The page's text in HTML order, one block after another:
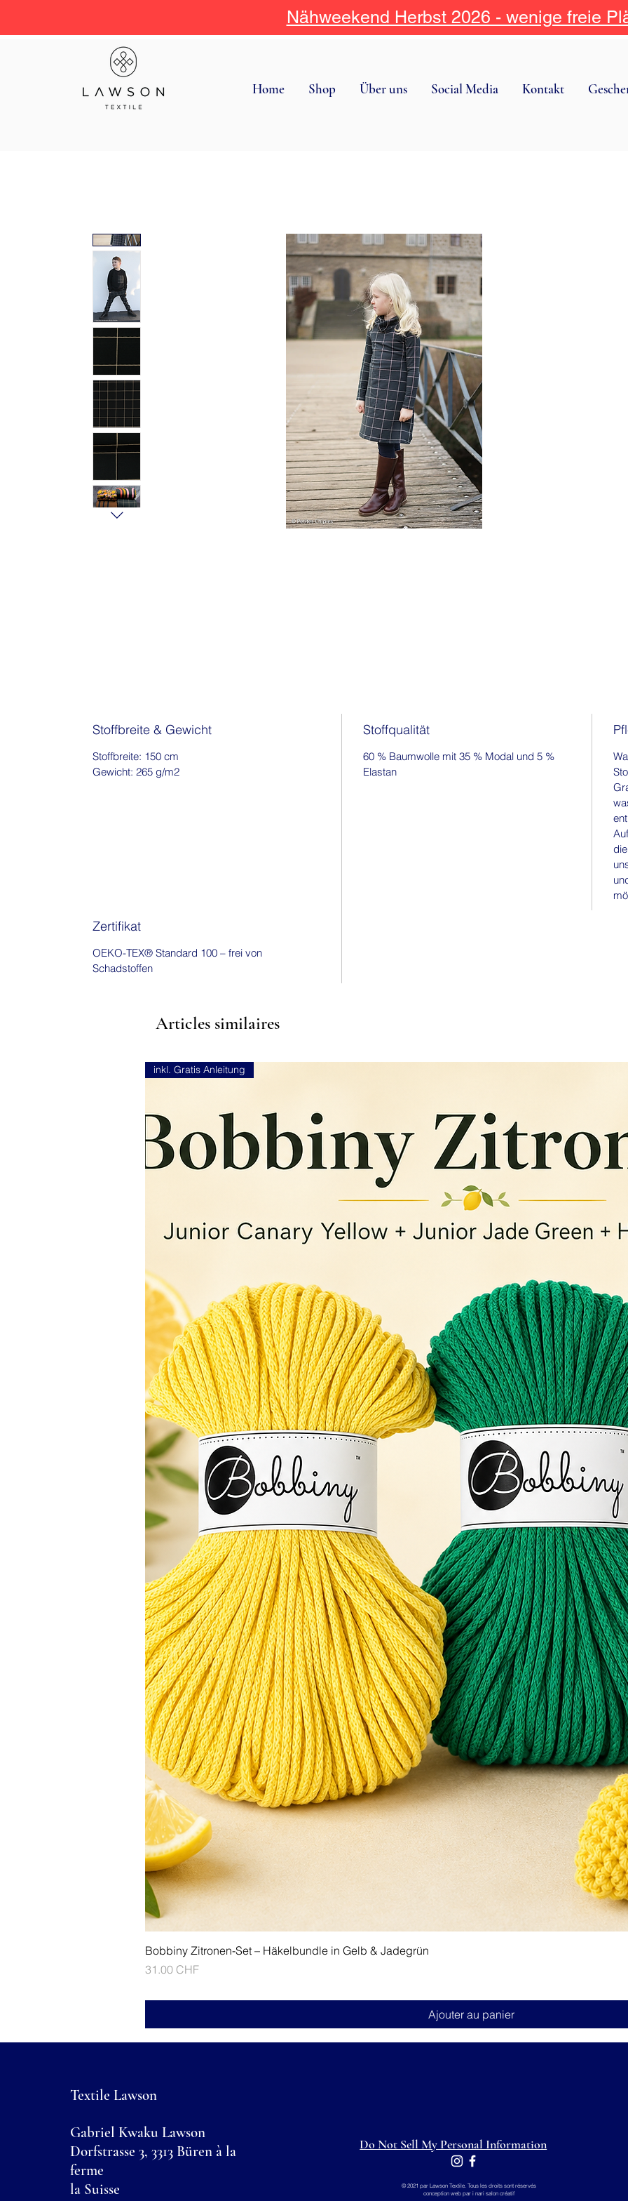
Nähweekend Herbst 2026 - wenige freie
Home Shop Über uns Social Media Kontakt
Stoffbreite & Gewicht
Stoffbreite: 150 cm
Gewicht: 265 g/m2
Stoffqualität
60 % Baumwolle mit 35 % Modal und 5 %
Elastan
Zertifikat
OEKO-TEX® Standard 100 – frei von
Schadstoffen
Articles similaires
inkl. Gratis Anleitung
Bobbiny Zitronen-Set – Häkelbundle in Gelb & Jadegrün
Prix
31.00 CHF
Ajouter au panier
Textile Lawson
Gabriel Kwaku Lawson
Dorfstrasse 3, 3313 Büren à la
ferme
la Suisse
Do Not Sell My Personal Information
© 2021 par Lawson Textile. Tous les droits sont réservés
conception web par inari salon créatif